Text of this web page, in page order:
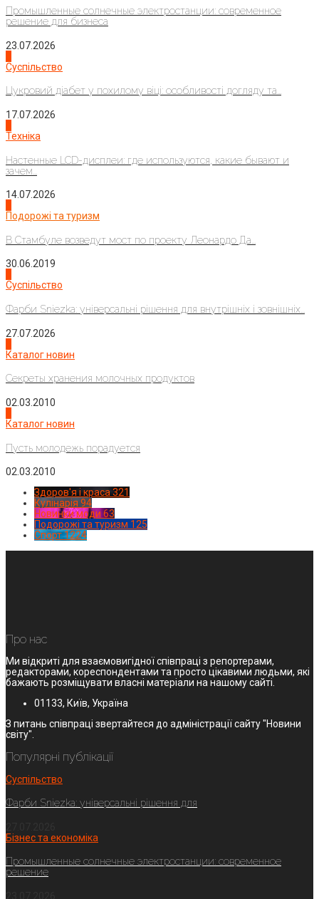
Промышленные солнечные электростанции: современное
решение для бизнеса
23.07.2026
Суспільство
Цукровий діабет у похилому віці: особливості догляду та...
17.07.2026
Техніка
Настенные LCD-дисплеи: где используются, какие бывают и
зачем...
14.07.2026
Подорожі та туризм
В Стамбуле возведут мост по проекту Леонардо Да...
30.06.2019
Суспільство
Фарби Sniezka: універсальні рішення для внутрішніх і зовнішніх...
27.07.2026
Каталог новин
Секреты хранения молочных продуктов
02.03.2010
Каталог новин
Пусть молодежь порадуется
02.03.2010
Здоров'я і краса 321
Кулінарія 94
Новинки моди 63
Подорожі та туризм 125
Спорт1224
Про нас
Ми відкриті для взаємовигідної співпраці з репортерами,
редакторами, кореспондентами та просто цікавими людьми, які
бажають розміщувати власні матеріали на нашому сайті.
01133, Київ, Україна
З питань співпраці звертайтеся до адміністрації сайту "Новини
світу".
Популярні публікації
Суспільство
Фарби Sniezka: універсальні рішення для
Бізнес та економіка
Промышленные солнечные электростанции: современное
решение